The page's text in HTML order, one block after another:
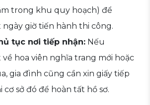
trong khu quy hoạch) để
giờ tiến hành thi công.
tục nơi tiếp nhận: Nếu
hoa viên nghĩa trang mới hoặc
gia đình cũng cần xin giấy tiếp
cơ sở đó để hoàn tất hồ sơ.